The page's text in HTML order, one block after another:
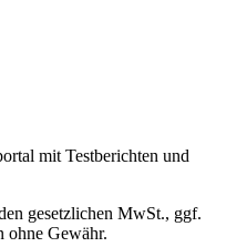
mit Testberichten und
gesetzlichen MwSt., ggf.
ohne Gewähr.